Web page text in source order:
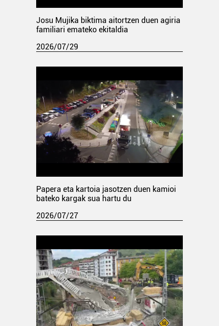
Josu Mujika biktima aitortzen duen agiria
familiari emateko ekitaldia
2026/07/29
Papera eta kartoia jasotzen duen kamioi
bateko kargak sua hartu du
2026/07/27